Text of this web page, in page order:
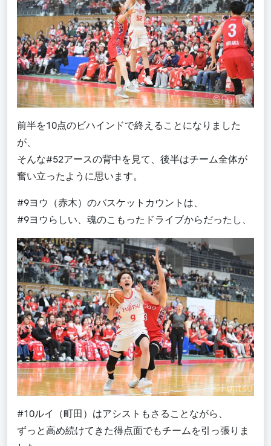
前半を10点のビハインドで終えることになりました
が、
そんな#52アースの背中を見て、後半はチーム全体が
奮い立ったように思います。
#9ヨウ（赤木）のバスケットカウントは、
#9ヨウらしい、魂のこもったドライブからだったし、
#10ルイ（町田）はアシストもさることながら、
ずっと高め続けてきた得点面でもチームを引っ張りま